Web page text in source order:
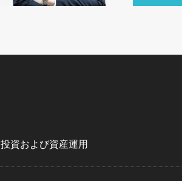
投資および資産運用